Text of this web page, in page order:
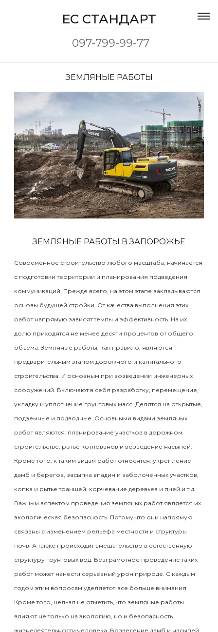
097-799-99-77
EC CТАНДАРТ
ЗЕМЛЯНЫЕ РАБОТЫ
ЗЕМЛЯНЫЕ РАБОТЫ В ЗАПОРОЖЬЕ
Современное строительство любого масштаба, начинается
с подготовки территории и планирования подведения
коммуникаций. Прежде всего, на этом этапе закладываются
основы будущей стройки. От качества выполнения этих
работ напрямую зависят темпы и эффективность. На их
долю приходятся не менее десяти процентов от общего
объема. Земляные работы, как правило, являются
предварительным этапом дорожного и капитального
строительства. И основным при возведении инженерных
сооружений. Включают в себя разработку, перемещение,
укладку и уплотнение грунтовых масс. Делятся на открытые,
подземные и подводные. Основными видами земляных
работ являются: планирование участков в дорожном
строительстве, рытье котлованов и возведение насыпей.
Кроме того, к таким видам работ относятся: укрепление
дамб и берегов, засыпка впадин и заболоченных участков,
копка и рытье траншей, корчевание деревьев и пней и т.д.
Важным аспектом проведения земляных работ является их
экологическая безопасность. Потому что они напрямую
связаны с изменением рельефа местности и структуры
почв. А также происходит вмешательство в естественную
структуру грунтовых вод. Безграмотное проведение таких
работ может нанести серьезный урон природе. С каждым
годом этим вопросам уделяется все больше внимания.
Кроме того, нельзя не отметить, что земляные работы
влияют не только на экологию, но и безопасность
жизнедеятельности человека. Возведение дамб и насыпей